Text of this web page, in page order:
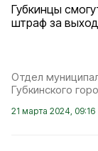
Губкинцы
штраф за
Отдел
Губкинского
21 марта 2024, 09:16